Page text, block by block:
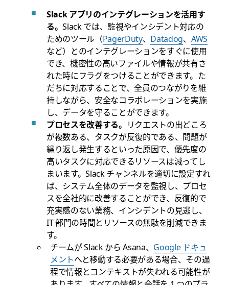
Slack アプリのインテグレーションを活用す
る。Slack では、監視やインシデント対応の
ためのツール（PagerDuty、 Datadog、 AWS
など）とのインテグレーションをすぐに使用
でき、機密性の高いファイルや情報が共有さ
れた時にフラグをつけることができます。た
だちに対応することで、全員のつながりを維
持しながら、安全なコラボレーションを実施
し、データを守ることができます。
プロセスを改善する。 リクエストの出どころ
が複数ある、タスクが反復的である、問題が
繰り返し発生するといった原因で、優先度の
高いタスクに対応できるリソースは減ってし
まいます。Slack チャンネルを適切に設定すれ
ば、システム全体のデータを監視し、プロセ
スを全社的に改善することができ、反復的で
充実感のない業務、インシデントの見逃し、
IT 部門の時間とリソースの無駄を削減できま
す。
チームが Slack から Asana、 Google ドキュ
メントへと移動する必要がある場合、その過
程で情報とコンテキストが失われる可能性が